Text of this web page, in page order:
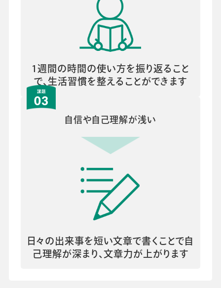
1週間の時間の使い方を振り返ること
で、生活習慣を整えることができます
03
自信や自己理解が浅い
日々の出来事を短い文章で書くことで自
己理解が深まり、文章力が上がります